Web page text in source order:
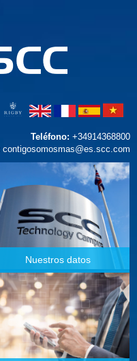
Teléfono: +34914368800
contigosomosmas@es.scc.com
Nuestros datos